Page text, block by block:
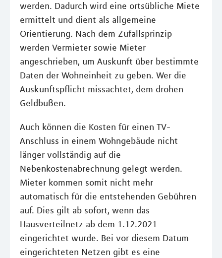
werden. Dadurch wird eine ortsübliche Miete
ermittelt und dient als allgemeine
Orientierung. Nach dem Zufallsprinzip
werden Vermieter sowie Mieter
angeschrieben, um Auskunft über bestimmte
Daten der Wohneinheit zu geben. Wer die
Auskunftspflicht missachtet, dem drohen
Geldbußen.
Auch können die Kosten für einen TV-
Anschluss in einem Wohngebäude nicht
länger vollständig auf die
Nebenkostenabrechnung gelegt werden.
Mieter kommen somit nicht mehr
automatisch für die entstehenden Gebühren
auf. Dies gilt ab sofort, wenn das
Hausverteilnetz ab dem 1.12.2021
eingerichtet wurde. Bei vor diesem Datum
eingerichteten Netzen gibt es eine